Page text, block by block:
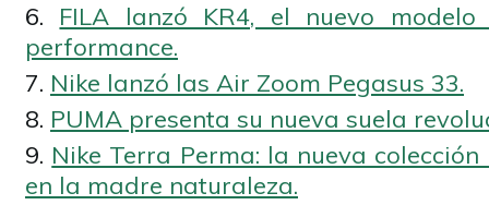
FILA lanzó KR4, el nuevo
performance.
Nike lanzó las Air Zoom Pegasus 33.
PUMA presenta su nueva suela
Nike Terra Perma: la nueva
en la madre naturaleza.